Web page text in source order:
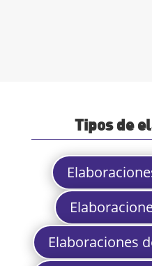
Tipos de
Elaboraciones